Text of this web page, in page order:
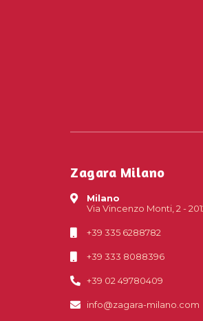
Zagara Milano
Milano
Via Vincenzo Monti, 2 -
+39 335 6288782
+39 333 8088396
+39 02 49780409
info@zagara-milano.com